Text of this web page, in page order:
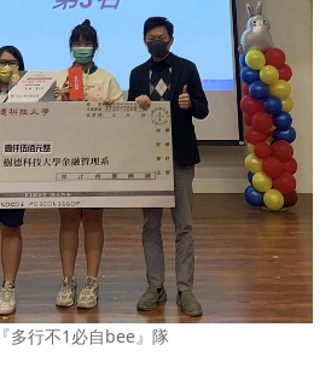
多行不1必自bee』隊